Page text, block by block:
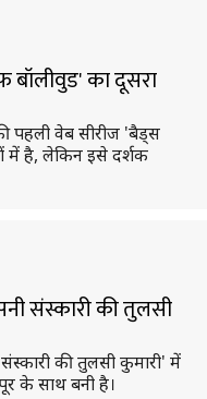
का दूसरा
पहली वेब सीरीज 'बैड्स
में है, लेकिन इसे दर्शक
संस्कारी की तुलसी
की तुलसी कुमारी' में
के साथ बनी है।